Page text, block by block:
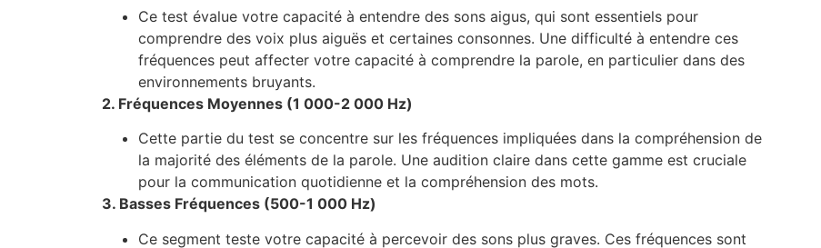
Ce test évalue votre capacité à entendre des sons aigus, qui sont essentiels pour
comprendre des voix plus aiguës et certaines consonnes. Une difficulté à entendre ces
fréquences peut affecter votre capacité à comprendre la parole, en particulier dans des
environnements bruyants.
2. Fréquences Moyennes (1 000-2 000 Hz)
Cette partie du test se concentre sur les fréquences impliquées dans la compréhension de
la majorité des éléments de la parole. Une audition claire dans cette gamme est cruciale
pour la communication quotidienne et la compréhension des mots.
3. Basses Fréquences (500-1 000 Hz)
Ce segment teste votre capacité à percevoir des sons plus graves. Ces fréquences sont